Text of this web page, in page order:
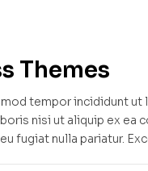
Themes
tempor incididunt ut
nisi ut aliquip ex ea
fugiat nulla pariatur.